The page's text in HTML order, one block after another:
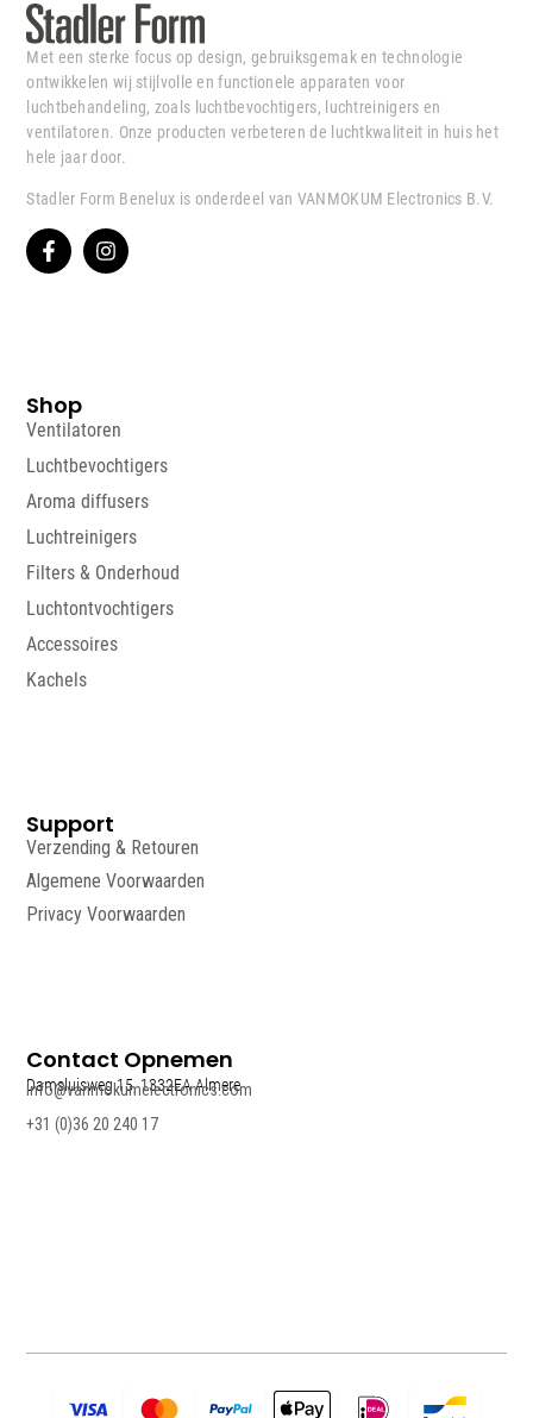
Met een sterke focus op design, gebruiksgemak en technologie
ontwikkelen wij stijlvolle en functionele apparaten voor
luchtbehandeling, zoals luchtbevochtigers, luchtreinigers en
ventilatoren. Onze producten verbeteren de luchtkwaliteit in huis het
hele jaar door.
Stadler Form Benelux is onderdeel van VANMOKUM Electronics B.V.
Shop
Ventilatoren
Luchtbevochtigers
Aroma diffusers
Luchtreinigers
Filters & Onderhoud
Luchtontvochtigers
Accessoires
Kachels
Support
Verzending & Retouren
Algemene Voorwaarden
Privacy Voorwaarden
Contact Opnemen
Damsluisweg 15, 1332EA Almere
info@vanmokumelectronics.com
+31 (0)36 20 240 17